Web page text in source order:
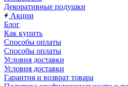
Декоративные подушки
Акции
Блог
Как купить
Способы оплаты
Способы оплаты
Условия доставки
Условия доставки
Гарантия и возврат товара